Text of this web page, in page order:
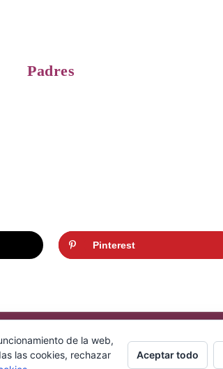
Padres
Pinterest
EBANO SPHYNX. ALL RIGHTS RESERVED.
de la web,
las cookies, rechazar
Aceptar todo